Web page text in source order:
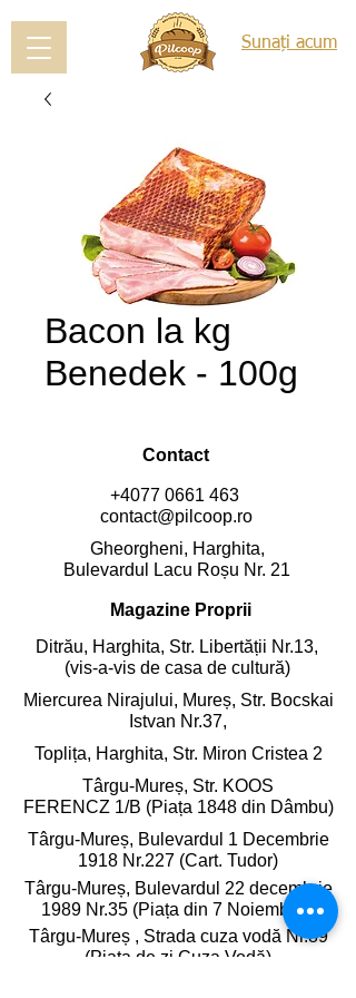
Sunați acum
Bacon la kg
Benedek - 100g
Contact
+4077 0661 463
contact@pilcoop.ro
Gheorgheni, Harghita,
Bulevardul Lacu Roșu Nr. 21
Magazine Proprii
Ditrău, Harghita, Str. Libertății Nr.13,
(vis-a-vis de casa de cultură)
Miercurea Nirajului, Mureș, Str. Bocskai
Istvan Nr.37,
Toplița, Harghita, Str. Miron Cristea 2
Târgu-Mureș, Str. KOOS
FERENCZ 1/B (Piața 1848 din Dâmbu)
Târgu-Mureș, Bulevardul 1 Decembrie
1918 Nr.227 (Cart. Tudor)
Târgu-Mureș, Bulevardul 22 decembrie
1989 Nr.35 (Piața din 7 Noiembrie)
Târgu-Mureș , Strada cuza vodă Nr.89
(Piața de zi Cuza Vodă)